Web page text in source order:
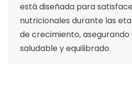
está diseñada para
nutricionales durante las
de crecimiento, asegurando
saludable y equilibrado.